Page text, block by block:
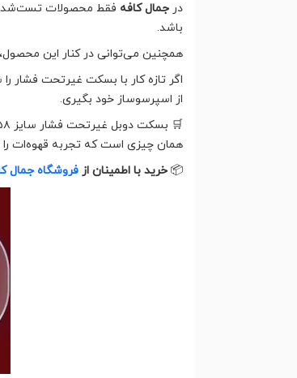
در جمال کافه فقط محصولات تست‌شده
باشد.
همچنین می‌توانی در کنار این محصول،
اگر تازه کار با بسکت غیرتحت فشار
از اسپرسوساز خود بگیری.
همان چیزی است که تجربه قهوه‌ات
📦 خرید با اطمینان از فروشگاه جمال